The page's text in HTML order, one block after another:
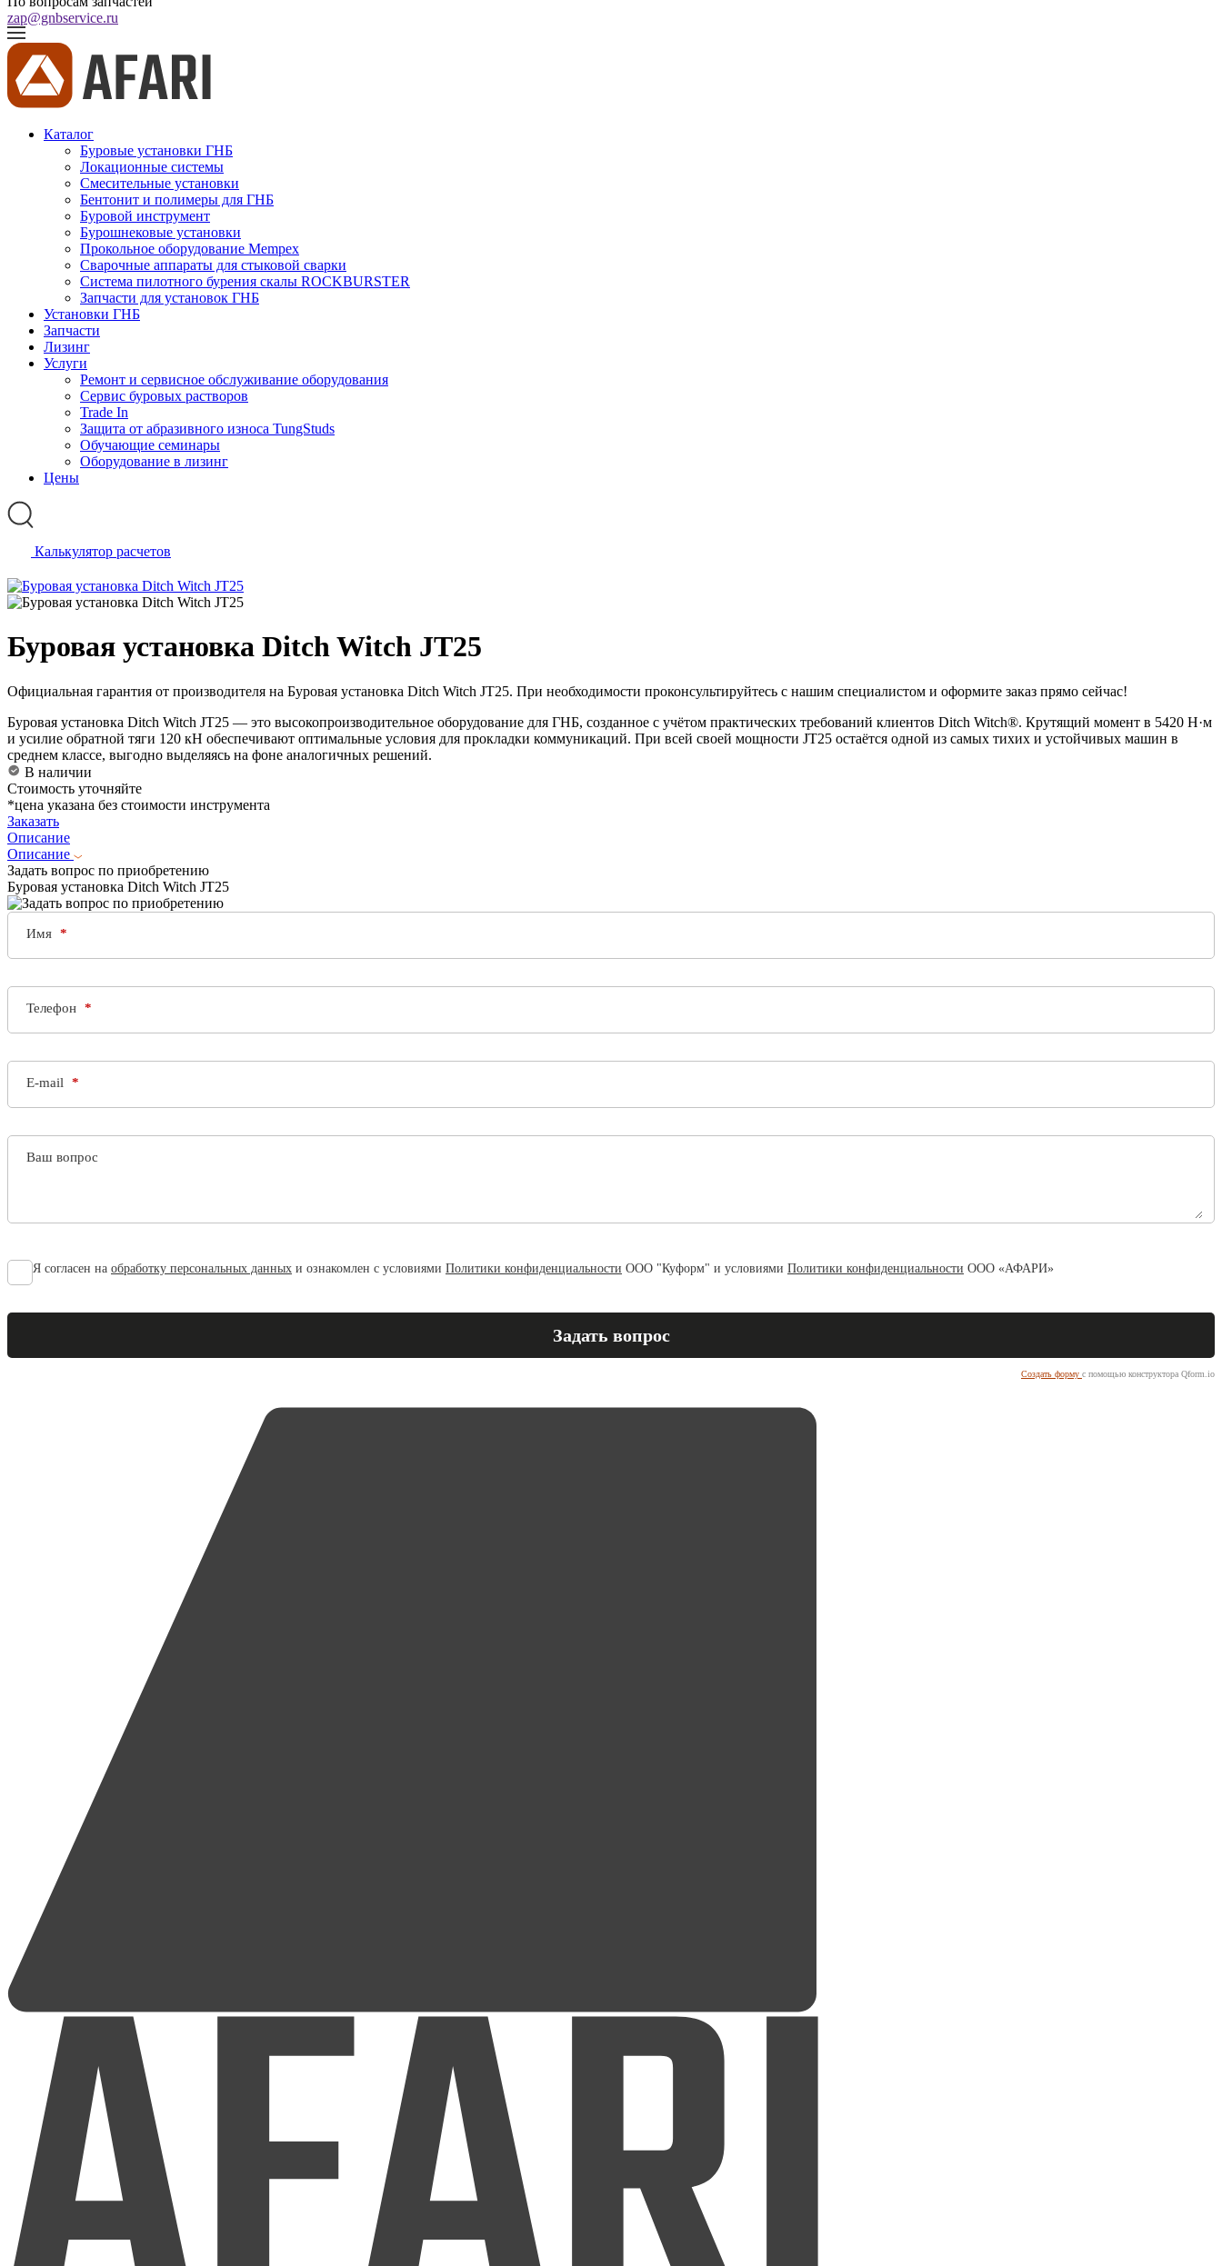
zap@gnbservice.ru
Каталог
Буровые установки ГНБ
Локационные системы
Смесительные установки
Бентонит и полимеры для ГНБ
Буровой инструмент
Бурошнековые установки
Прокольное оборудование Mempex
Сварочные аппараты для стыковой сварки
Система пилотного бурения скалы ROCKBURSTER
Запчасти для установок ГНБ
Установки ГНБ
Запчасти
Лизинг
Услуги
Ремонт и сервисное обслуживание оборудования
Сервис буровых растворов
Trade In
Защита от абразивного износа TungStuds
Обучающие семинары
Оборудование в лизинг
Цены
Калькулятор расчетов
Буровая установка Ditch Witch JT25
Официальная гарантия от производителя на Буровая установка Ditch Witch JT25. При необходимости проконсультируйтесь с нашим специалистом и оформите заказ прямо сейчас!
Буровая установка Ditch Witch JT25 — это высокопроизводительное оборудование для ГНБ, созданное с учётом практических требований клиентов Ditch Witch®. Крутящий момент в 5420 Н·м
и усилие обратной тяги 120 кН обеспечивают оптимальные условия для прокладки коммуникаций. При всей своей мощности JT25 остаётся одной из самых тихих и устойчивых машин в
среднем классе, выгодно выделяясь на фоне аналогичных решений.
В наличии
Стоимость уточняйте
*цена указана без стоимости инструмента
Заказать
Описание
Описание
Задать вопрос по приобретению
Буровая установка Ditch Witch JT25
Имя
Телефон
E-mail
Ваш вопрос
Я согласен на обработку персональных данных и ознакомлен с условиями Политики конфиденциальности ООО "Куформ" и условиями Политики конфиденциальности ООО «АФАРИ»
Создать форму с помощью конструктора Qform.io